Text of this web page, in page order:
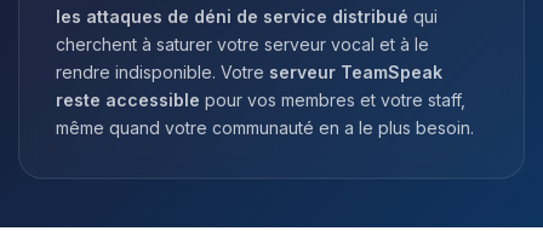
les attaques de déni de service distribué qui
cherchent à saturer votre serveur vocal et à le
rendre indisponible. Votre serveur TeamSpeak
reste accessible pour vos membres et votre staff,
même quand votre communauté en a le plus besoin.